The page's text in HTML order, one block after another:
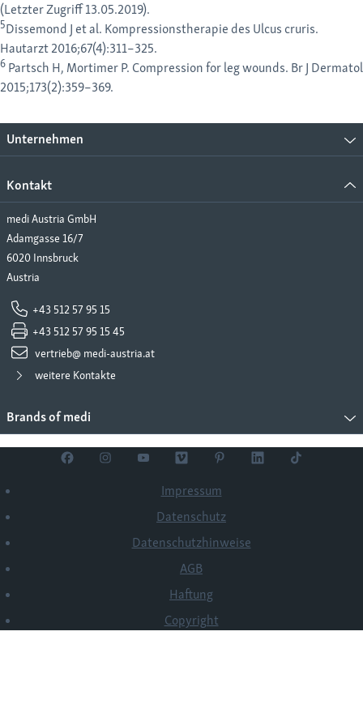
(Letzter Zugriff 13.05.2019).
5Dissemond J et al. Kompressionstherapie des Ulcus cruris.
Hautarzt 2016;67(4):311–325.
6 Partsch H, Mortimer P. Compression for leg wounds. Br J Dermatol
2015;173(2):359–369.
Unternehmen
Kontakt
medi Austria GmbH
Adamgasse 16/7
6020 Innsbruck
Austria
+43 512 57 95 15
+43 512 57 95 15 45
vertrieb@ medi-austria.at
weitere Kontakte
Brands of medi
Impressum
Datenschutz
Datenschutzhinweise
AGB
Haftung
Copyright